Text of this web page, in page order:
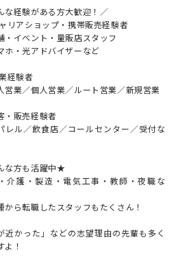
な経験がある方大歓迎！／
リアショップ・携帯販売経験者
・イベント・量販店スタッフ
ホ・光アドバイザーなど
経験者
営業／個人営業／ルート営業／新規営業
販売経験者
レル／飲食店／コールセンター／受付な
な方も活躍中★
介護・製造・電気工事・教師・夜職な
から転職したスタッフもたくさん！
近かった」などの志望理由の先輩も多く
よ！